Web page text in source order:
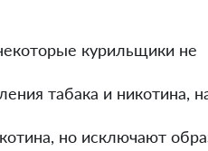
курильщики не
табака и никотина,
но исключают